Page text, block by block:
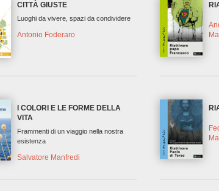
CITTÀ GIUSTE
Luoghi da vivere, spazi da condividere
Antonio Foderaro
I COLORI E LE FORME DELLA
VITA
Frammenti di un viaggio nella nostra
esistenza
Salvatore Manfredi